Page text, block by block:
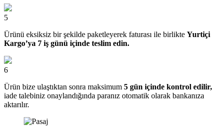
5
Ürünü eksiksiz bir şekilde paketleyerek faturası ile birlikte Yurtiçi
Kargo’ya 7 iş günü içinde teslim edin.
6
Ürün bize ulaştıktan sonra maksimum 5 gün içinde kontrol edilir,
iade talebiniz onaylandığında paranız otomatik olarak bankanıza
aktarılır.